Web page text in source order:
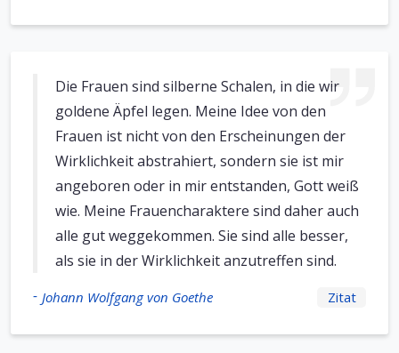
Die Frauen sind silberne Schalen, in die wir
goldene Äpfel legen. Meine Idee von den
Frauen ist nicht von den Erscheinungen der
Wirklichkeit abstrahiert, sondern sie ist mir
angeboren oder in mir entstanden, Gott weiß
wie. Meine Frauencharaktere sind daher auch
alle gut weggekommen. Sie sind alle besser,
als sie in der Wirklichkeit anzutreffen sind.
- Johann Wolfgang von Goethe Zitat